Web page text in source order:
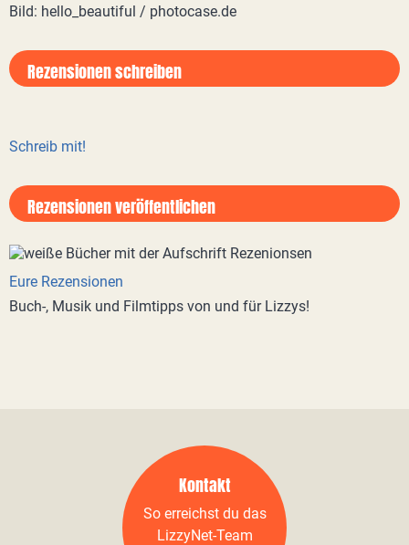
Bild: hello_beautiful / photocase.de
Rezensionen schreiben
Schreib mit!
Rezensionen veröffentlichen
Eure Rezensionen
Buch-, Musik und Filmtipps von und für Lizzys!
Kontakt
So erreichst du das
LizzyNet-Team